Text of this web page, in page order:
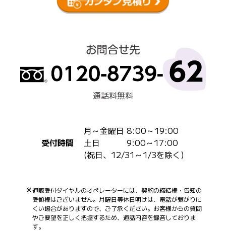
通話料無料
受付時間
月～金曜日 8:00～19:00
土日 9:00～17:00
(祝日、12/31～1/3を除く)
通販受付ダイヤルのオペレーターには、契約の締結権・告知の
受領権はございません。月曜日等休日明けは、電話が繋がりに
くい場合がありますので、ご了承ください。お客様からの質問
やご要望を正しく把握するため、通話内容を録音しておりま
す。